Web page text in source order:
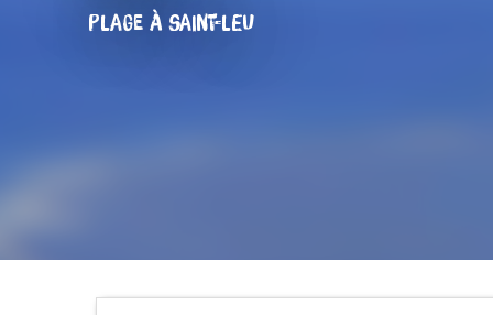
PLAGE À SAINT-LEU